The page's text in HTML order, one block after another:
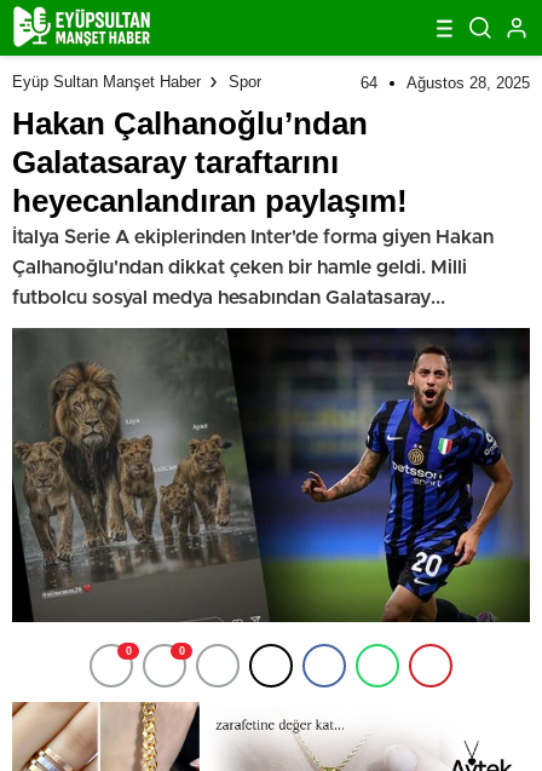
Eyüp Sultan Manşet Haber Spor 64 Ağustos 28, 2025
Hakan Çalhanoğlu’ndan
Galatasaray taraftarını
heyecanlandıran paylaşım!
İtalya Serie A ekiplerinden Inter'de forma giyen Hakan
Çalhanoğlu'ndan dikkat çeken bir hamle geldi. Milli
futbolcu sosyal medya hesabından Galatasaray...
0 0